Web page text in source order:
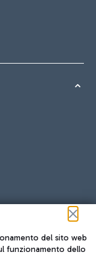
del sito web
funzionamento dello